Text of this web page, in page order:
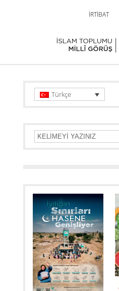
İRTİBAT
Türkçe